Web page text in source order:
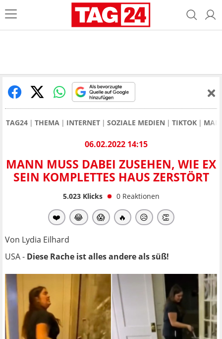
TAG24 THEMA INTERNET SOZIALE MEDIEN TIKTOK
06.02.2022 14:15
MANN MUSS DABEI ZUSEHEN, WIE EX
SEIN KOMPLETTES HAUS ZERSTÖRT
5.023Klicks 0 Reaktionen
❤️ 😂 😱 🔥 😥 👏
Von Lydia Eilhard
USA - Diese Rache ist alles andere als süß!